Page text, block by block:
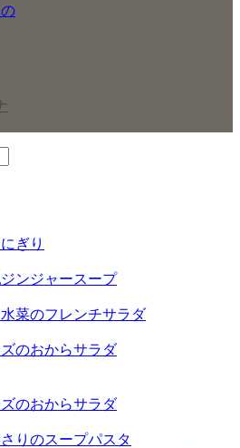
ぎり
ンジャースープ
菜のフレンチサラダ
のおからサラダ
のおからサラダ
りのスープパスタ